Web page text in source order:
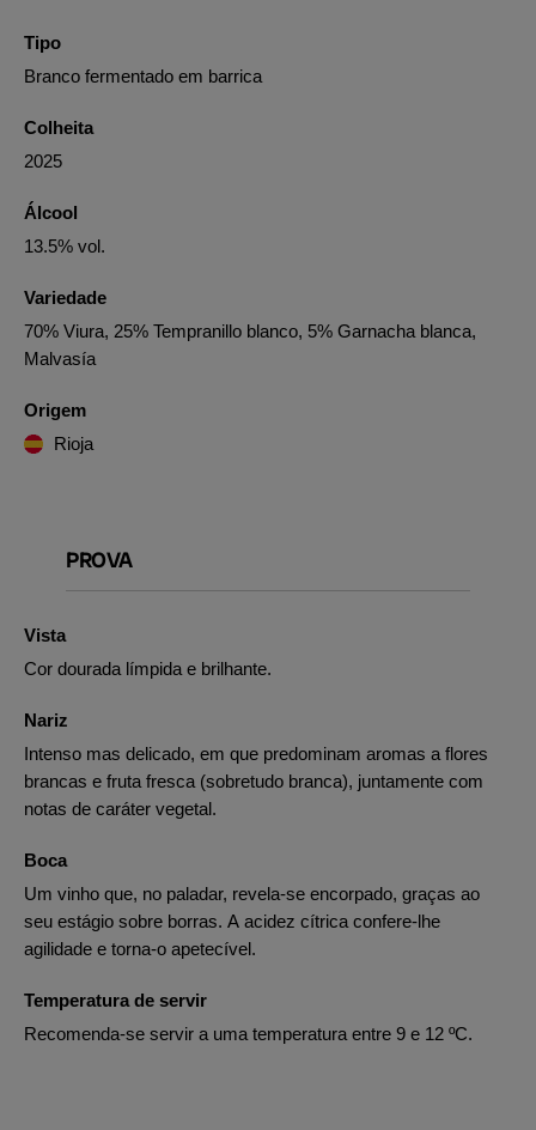
Tipo
Branco fermentado em barrica
Colheita
2025
Álcool
13.5% vol.
Variedade
70% Viura, 25% Tempranillo blanco, 5% Garnacha blanca,
Malvasía
Origem
Rioja
PROVA
Vista
Cor dourada límpida e brilhante.
Nariz
Intenso mas delicado, em que predominam aromas a flores
brancas e fruta fresca (sobretudo branca), juntamente com
notas de caráter vegetal.
Boca
Um vinho que, no paladar, revela-se encorpado, graças ao
seu estágio sobre borras. A acidez cítrica confere-lhe
agilidade e torna-o apetecível.
Temperatura de servir
Recomenda-se servir a uma temperatura entre 9 e 12 ºC.